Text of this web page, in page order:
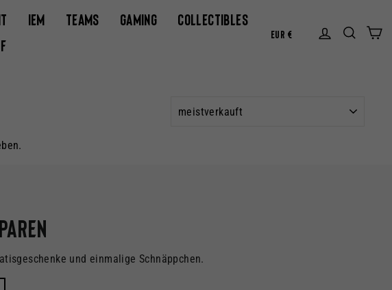
IEM TEAMS GAMING
COLLECTIBLES
EUR €
und einmalige Schnäppchen.